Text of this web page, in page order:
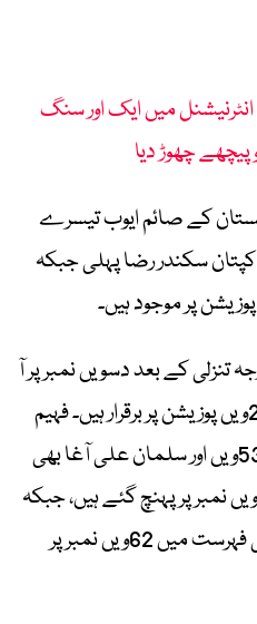
بابراعظم نے ٹی20 انٹرنیشنل میں ایک اور سنگ
پیچھے چھوڑ دیا
کے صائم ایوب تیسرے
کپتان سکندر رضا پہلی جبکہ
پر موجود ہیں۔
تنزلی کے بعد دسویں نمبر پر آ
گئے ہیں، جبکہ شاداب خان 23ویں پوزیشن پر برقرار ہیں۔ فہیم
اشرف ایک درجہ ترقی کے بعد 53ویں اور سلمان علی آغا بھی
ایک درجہ بہتری کے ساتھ 55ویں نمبر پر پہنچ گئے ہیں، جبکہ
شاہین شاہ آفریدی آل راؤنڈرز کی فہرست میں 62ویں نمبر پر